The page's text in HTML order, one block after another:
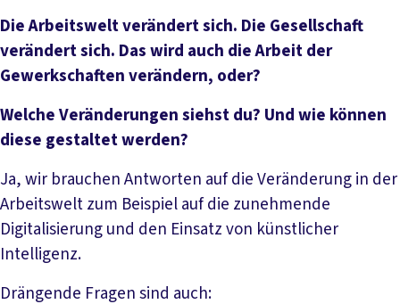
Die Arbeitswelt verändert sich. Die Gesellschaft
verändert sich. Das wird auch die Arbeit der
Gewerkschaften verändern, oder?
Welche Veränderungen siehst du? Und wie können
diese gestaltet werden?
Ja, wir brauchen Antworten auf die Veränderung in der
Arbeitswelt zum Beispiel auf die zunehmende
Digitalisierung und den Einsatz von künstlicher
Intelligenz.
Drängende Fragen sind auch: